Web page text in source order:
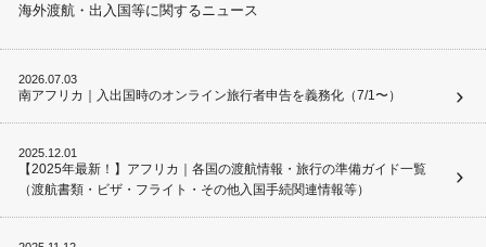
海外渡航・出入国等に関するニュース
2026.07.03
南アフリカ｜入出国時のオンライン旅行者申告を義務化（7/1〜）
2025.12.01
【2025年最新！】アフリカ｜各国の渡航情報・旅行の準備ガイド一覧
（渡航書類・ビザ・フライト・その他入国手続関連情報等）